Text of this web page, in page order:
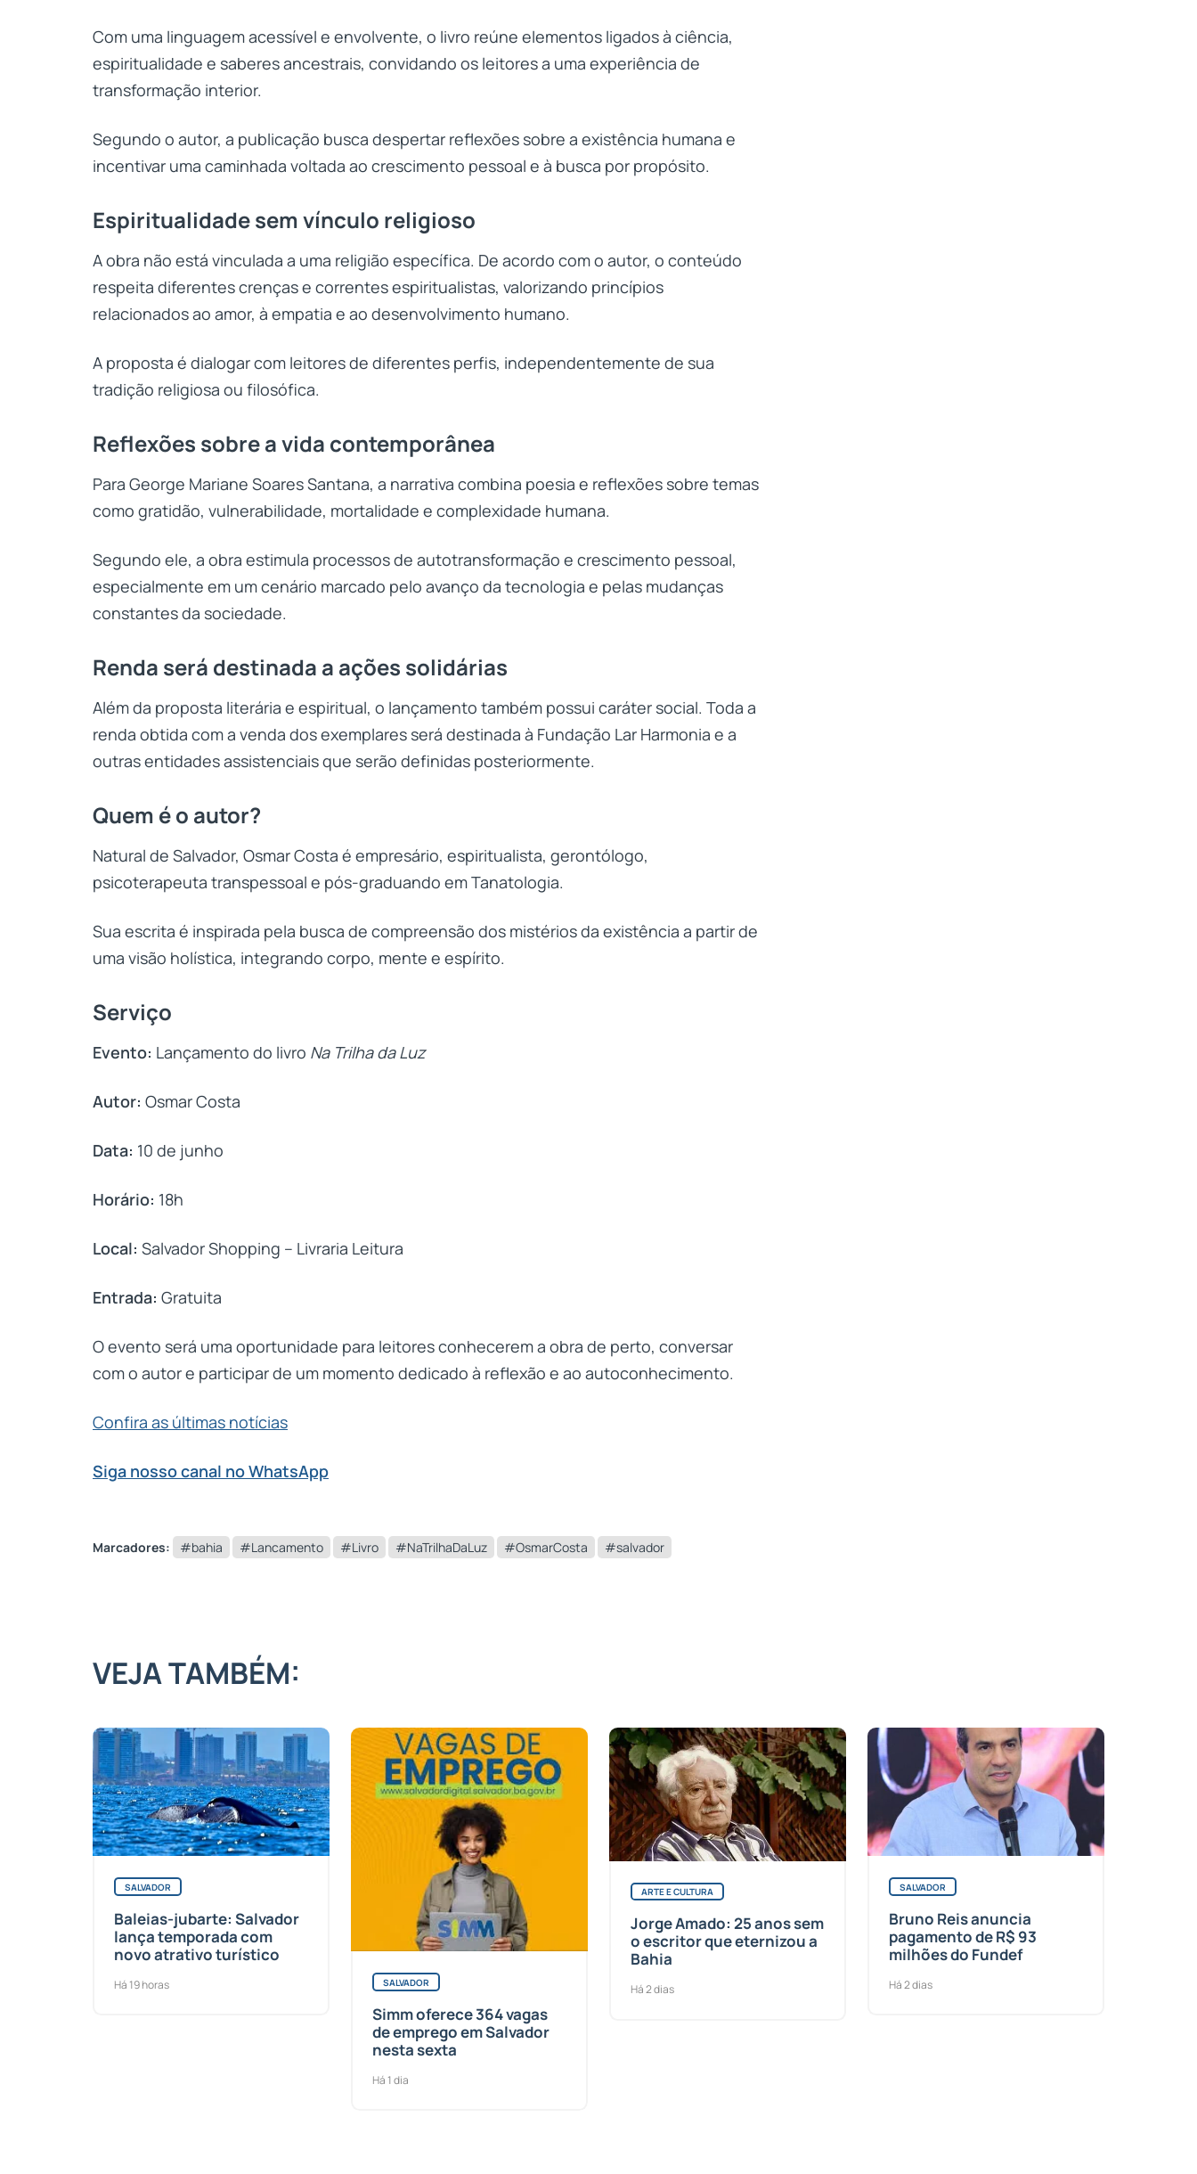
Com uma linguagem acessível e envolvente, o livro reúne elementos ligados à ciência,
espiritualidade e saberes ancestrais, convidando os leitores a uma experiência de
transformação interior.
Segundo o autor, a publicação busca despertar reflexões sobre a existência humana e
incentivar uma caminhada voltada ao crescimento pessoal e à busca por propósito.
Espiritualidade sem vínculo religioso
A obra não está vinculada a uma religião específica. De acordo com o autor, o conteúdo
respeita diferentes crenças e correntes espiritualistas, valorizando princípios
relacionados ao amor, à empatia e ao desenvolvimento humano.
A proposta é dialogar com leitores de diferentes perfis, independentemente de sua
tradição religiosa ou filosófica.
Reflexões sobre a vida contemporânea
Para George Mariane Soares Santana, a narrativa combina poesia e reflexões sobre temas
como gratidão, vulnerabilidade, mortalidade e complexidade humana.
Segundo ele, a obra estimula processos de autotransformação e crescimento pessoal,
especialmente em um cenário marcado pelo avanço da tecnologia e pelas mudanças
constantes da sociedade.
Renda será destinada a ações solidárias
Além da proposta literária e espiritual, o lançamento também possui caráter social. Toda a
renda obtida com a venda dos exemplares será destinada à Fundação Lar Harmonia e a
outras entidades assistenciais que serão definidas posteriormente.
Quem é o autor?
Natural de Salvador, Osmar Costa é empresário, espiritualista, gerontólogo,
psicoterapeuta transpessoal e pós-graduando em Tanatologia.
Sua escrita é inspirada pela busca de compreensão dos mistérios da existência a partir de
uma visão holística, integrando corpo, mente e espírito.
Serviço
Evento: Lançamento do livro Na Trilha da Luz
Autor: Osmar Costa
Data: 10 de junho
Horário: 18h
Local: Salvador Shopping – Livraria Leitura
Entrada: Gratuita
O evento será uma oportunidade para leitores conhecerem a obra de perto, conversar
com o autor e participar de um momento dedicado à reflexão e ao autoconhecimento.
Confira as últimas notícias
Siga nosso canal no WhatsApp
Marcadores: #bahia #Lancamento #Livro #NaTrilhaDaLuz #OsmarCosta #salvador
VEJA TAMBÉM:
SALVADOR
Baleias-jubarte: Salvador
lança temporada com
novo atrativo turístico
Há 19 horas SALVADOR
Simm oferece 364 vagas
de emprego em Salvador
nesta sexta
Há 1 dia
ARTE E CULTURA
Jorge Amado: 25 anos sem
o escritor que eternizou a
Bahia
Há 2 dias
SALVADOR
Bruno Reis anuncia
pagamento de R$ 93
milhões do Fundef
Há 2 dias